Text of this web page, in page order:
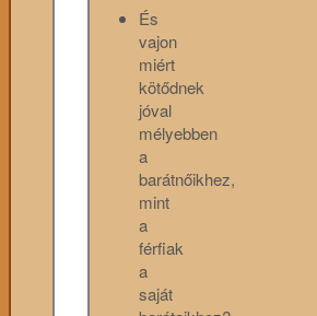
És
vajon
miért
kötődnek
jóval
mélyebben
a
barátnőikhez,
mint
a
férfiak
a
saját